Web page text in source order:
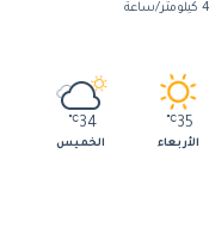
35
℃
الأربعاء
34
℃
الخميس